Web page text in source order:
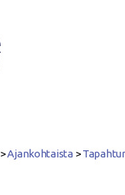
>Ajankohtaista >